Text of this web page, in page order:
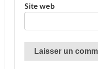
Site web